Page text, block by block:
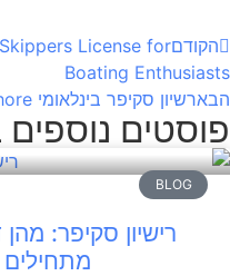
הקודםLicense for
Boating Enthusiasts
הבארשיון סקיפר בינלאומי ISSA Offshore
פוסטים
BLOG
רישיון סקיפר: